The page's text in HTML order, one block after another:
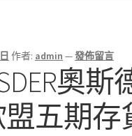
作者: admin —發佈留言
奧
五期存